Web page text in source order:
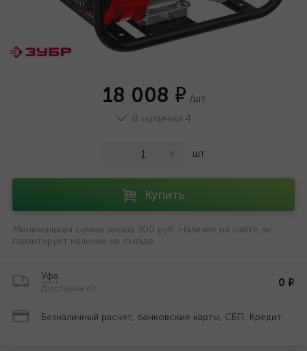
18 008 ₽ /шт
В наличии 4
+ шт
Купить
Минимальная сумма заказа 300 руб. Наличие на сайте не
гарантирует наличие на складе.
Уфа
Доставка от
0 ₽
Безналичный расчет, банковские карты, СБП, Кредит